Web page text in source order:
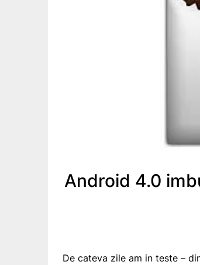
Android 4.0
De cateva zile am in teste –